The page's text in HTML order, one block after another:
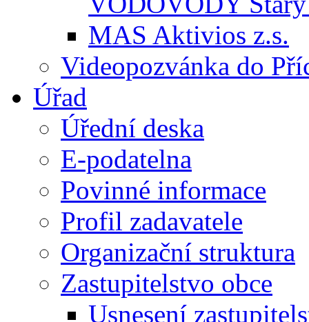
MAS Aktivios z.s.
Videopozvánka do
Úřad
Úřední deska
E-podatelna
Povinné informace
Profil zadavatele
Organizační struktura
Zastupitelstvo obce
Usnesení